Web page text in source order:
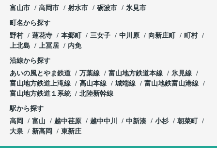
富山市
高岡市 射水市 砺波市 氷見市
町名から探す
野村
蓮花寺 本郷町 三女子 中川原 向新庄町
町村
上北島
上冨居 内免
沿線から探す
あいの風とやま鉄道
万葉線 富山地方鉄道本線
氷見線
富山地方鉄道上滝線
高山本線 城端線
富山地鉄富山港線
富山地方鉄道１系統
北陸新幹線
駅から探す
高岡
富山 越中荏原 越中中川 中新湊 小杉
朝菜町
大泉
新高岡 東新庄